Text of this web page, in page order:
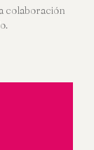
colaboración